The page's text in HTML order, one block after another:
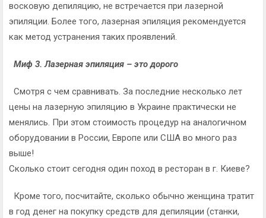
восковую депиляцию, не встречается при лазерной
эпиляции. Более того, лазерная эпиляция рекомендуется
как метод устранения таких проявлений.
Миф 3. Лазерная эпиляция – это дорого
Смотря с чем сравнивать. За последние несколько лет
цены на лазерную эпиляцию в Украине практически не
менялись. При этом стоимость процедур на аналогичном
оборудовании в России, Европе или США во много раз
выше!
Сколько стоит сегодня один поход в ресторан в г. Киеве?
Кроме того, посчитайте, сколько обычно женщина тратит
в год денег на покупку средств для депиляции (станки,